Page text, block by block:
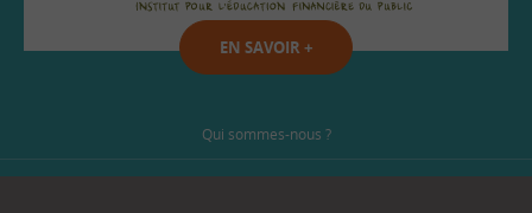
EN SAVOIR +
Qui sommes-nous ?